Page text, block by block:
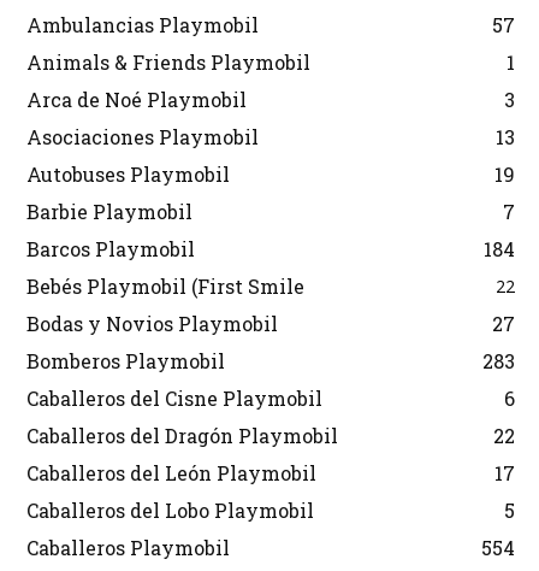
Ambulancias Playmobil
57
Animals & Friends Playmobil
1
Arca de Noé Playmobil
3
Asociaciones Playmobil
13
Autobuses Playmobil
19
Barbie Playmobil
7
Barcos Playmobil
184
Bebés Playmobil (First Smile
22
Bodas y Novios Playmobil
27
Bomberos Playmobil
283
Caballeros del Cisne Playmobil
6
Caballeros del Dragón Playmobil
22
Caballeros del León Playmobil
17
Caballeros del Lobo Playmobil
5
Caballeros Playmobil
554